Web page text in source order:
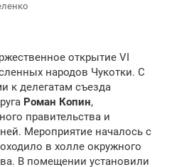
открытие VI
народов Чукотки. С
к делегатам съезда
Роман Копин,
правительства и
Мероприятие началось с
в холле окружного
В помещении установили